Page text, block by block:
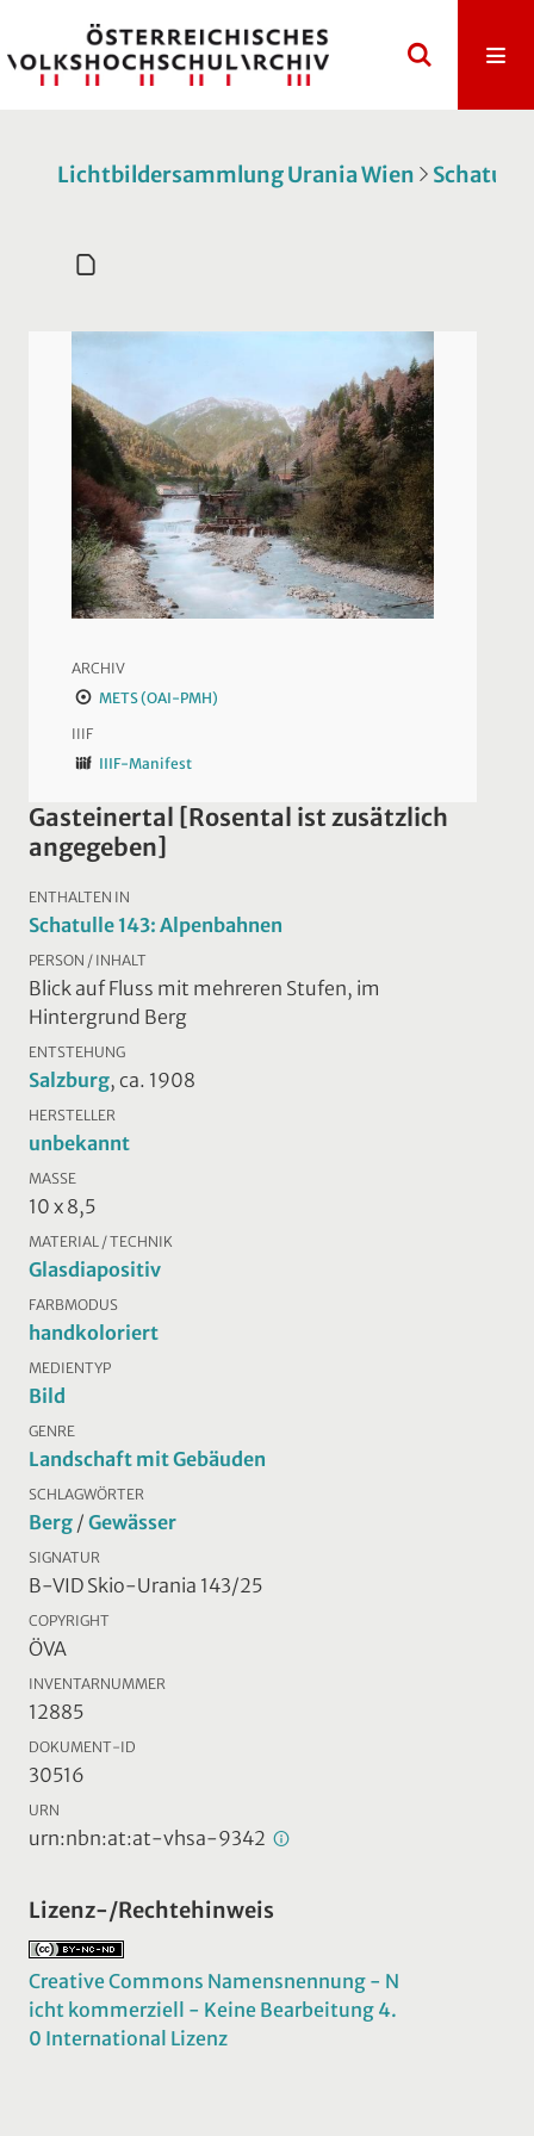
Lichtbildersammlung Urania Wien
ARCHIV
METS (OAI-PMH)
IIIF
IIIF-Manifest
Gasteinertal [Rosental ist zusätzlich
angegeben]
ENTHALTEN IN
Schatulle 143: Alpenbahnen
PERSON / INHALT
Blick auf Fluss mit mehreren Stufen, im
Hintergrund Berg
ENTSTEHUNG
Salzburg, ca. 1908
HERSTELLER
unbekannt
MASSE
10 x 8,5
MATERIAL / TECHNIK
Glasdiapositiv
FARBMODUS
handkoloriert
MEDIENTYP
Bild
GENRE
Landschaft mit Gebäuden
SCHLAGWÖRTER
Berg / Gewässer
SIGNATUR
B-VID Skio-Urania 143/25
COPYRIGHT
ÖVA
INVENTARNUMMER
12885
DOKUMENT-ID
30516
URN
urn:nbn:at:at-vhsa-9342
Lizenz-/Rechtehinweis
Creative Commons Namensnennung - N
icht kommerziell - Keine Bearbeitung 4.
0 International Lizenz